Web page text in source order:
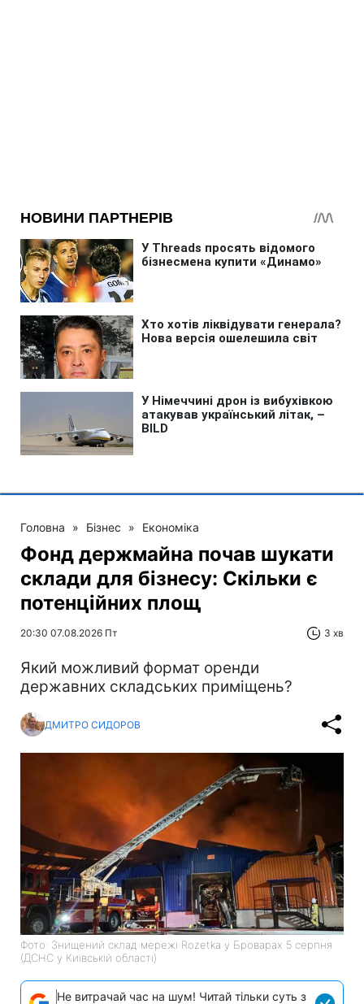
Головна » Бізнес » Економіка
Фонд держмайна почав шукати
склади для бізнесу: Скільки є
потенційних площ
20:30 07.08.2026 Пт 3 хв
Який можливий формат оренди
державних складських приміщень?
ДМИТРО СИДОРОВ
Фото: Знищений склад мережі Rozetka у Броварах 5 серпня
(ДСНС у Київській області)
Не витрачай час на шум! Читай тільки суть з